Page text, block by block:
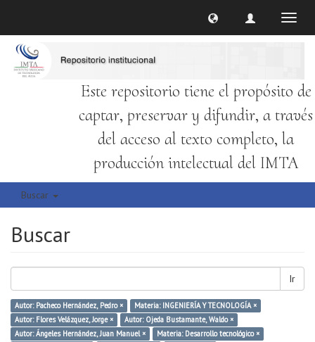
Este repositorio tiene el propósito de
captar, preservar y difundir, a través
del acceso al texto completo, la
producción intelectual del IMTA
Buscar
Buscar
Ir
Autor: Pacheco Hernández, Pedro ×
Materia: INGENIERÍA Y TECNOLOGÍA ×
Autor: Flores Velázquez, Jorge ×
Autor: Ojeda Bustamante, Waldo ×
Autor: Ángeles Hernández, Juan Manuel ×
Materia: Desarrollo tecnológico ×